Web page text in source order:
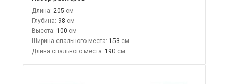
Длина: 205
Глубина: 98
Высота: 100
Ширина спального места: 153
Длина спального места: 190